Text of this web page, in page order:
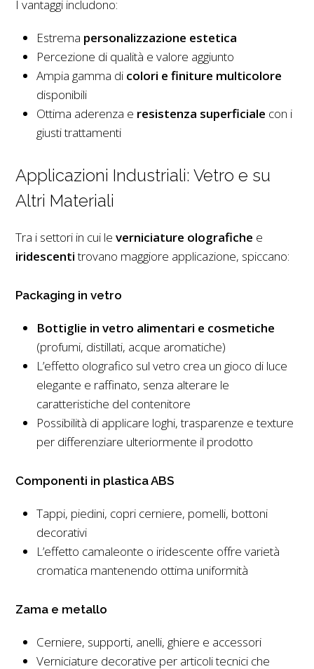
I vantaggi includono:
Estrema personalizzazione estetica
Percezione di qualità e valore aggiunto
Ampia gamma di colori e finiture multicolore
disponibili
Ottima aderenza e resistenza superficiale con i
giusti trattamenti
Applicazioni Industriali: Vetro e su
Altri Materiali
Tra i settori in cui leverniciature olografiche e
iridescentitrovano maggiore applicazione, spiccano:
Packaging in vetro
Bottiglie in vetro alimentari e cosmetiche
(profumi, distillati, acque aromatiche)
L’effetto olografico sul vetro crea un gioco di luce
elegante e raffinato, senza alterare le
caratteristiche del contenitore
Possibilità di applicare loghi, trasparenze e texture
per differenziare ulteriormente il prodotto
Componenti in plastica ABS
Tappi, piedini, copri cerniere, pomelli, bottoni
decorativi
L’effetto camaleonte o iridescente offre varietà
cromatica mantenendo ottima uniformità
Zama e metallo
Cerniere, supporti, anelli, ghiere e accessori
Verniciature decorative per articoli tecnici che